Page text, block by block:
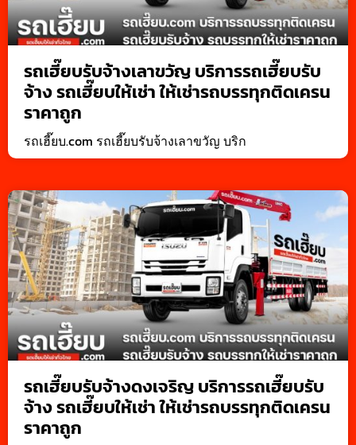
รถเฮี๊ยบรับจ้างเลาขวัญ บริการรถเฮี๊ยบรับ
จ้าง รถเฮี๊ยบให้เช่า ให้เช่ารถบรรทุกติดเครน
ราคาถูก
รถเฮี๊ยบ.com รถเฮี๊ยบรับจ้างเลาขวัญ บริก
รถเฮี๊ยบรับจ้างดงเจริญ บริการรถเฮี๊ยบรับ
จ้าง รถเฮี๊ยบให้เช่า ให้เช่ารถบรรทุกติดเครน
ราคาถูก